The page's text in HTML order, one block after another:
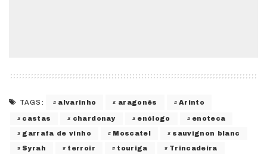
TAGS: alvarinho aragonês Arinto
castas chardonay enólogo enoteca
garrafa de vinho Moscatel sauvignon blanc
Syrah terroir touriga Trincadeira